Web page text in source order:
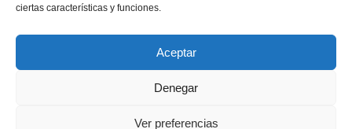
ciertas características y funciones.
Aceptar
Denegar
Ver preferencias